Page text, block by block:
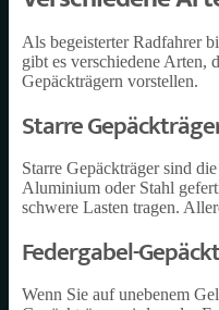
Als begeisterter Radfahrer
gibt es verschiedene
Gepäckträgern vorstellen.
Starre
Starre Gepäckträger sind
Aluminium oder Stahl
schwere Lasten tragen.
Federgabel-
Wenn Sie auf unebenem